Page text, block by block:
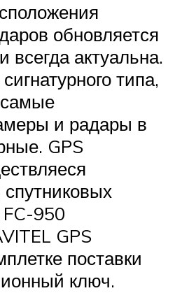
обновляется
всегда актуальна.
типа,
и радары в
GPS
950
GPS
поставки
ключ.